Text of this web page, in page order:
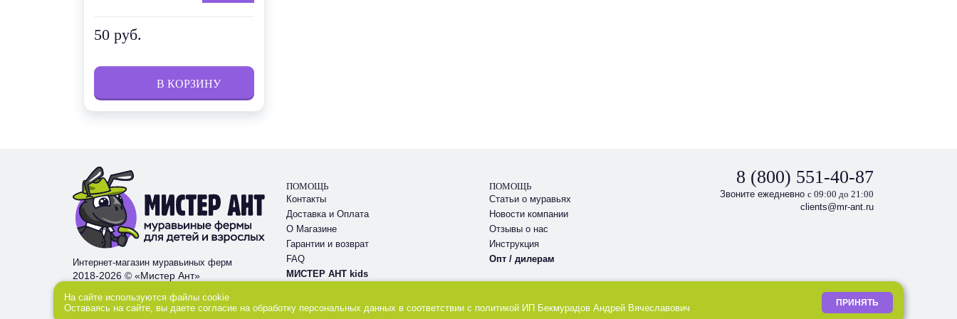
50 руб.
Интернет-магазин муравьиных ферм
2018-2026 © «Мистер Ант»
Оферта
ПОМОЩЬ
Контакты
Доставка и Оплата
О Магазине
Гарантии и возврат
FAQ
МИСТЕР АНТ kids
ПОМОЩЬ
Статьи о муравьях
Новости компании
Отзывы о нас
Инструкция
Опт / дилерам
8 (800) 551-40-87
Звоните ежедневно с 09:00 до 21:00
clients@mr-ant.ru
На сайте используются файлы cookie
Оставаясь на сайте, вы даете согласие на обработку персональных данных в соответствии с политикой ИП Бекмурадов Андрей Вячеславович ПРИНЯТЬ